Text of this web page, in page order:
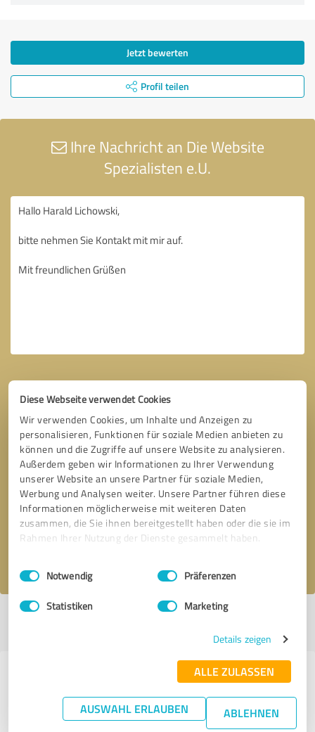
Diese Webseite verwendet Cookies
Wir verwenden Cookies, um Inhalte und Anzeigen zu
personalisieren, Funktionen für soziale Medien anbieten zu
können und die Zugriffe auf unsere Website zu analysieren.
Außerdem geben wir Informationen zu Ihrer Verwendung
unserer Website an unsere Partner für soziale Medien,
Werbung und Analysen weiter. Unsere Partner führen diese
Informationen möglicherweise mit weiteren Daten
zusammen, die Sie ihnen bereitgestellt haben oder die sie im
Rahmen Ihrer Nutzung der Dienste gesammelt haben.
Impressum Datenschutzbestimmungen
Einwilligungsauswahl
Notwendig Präferenzen
Statistiken Marketing
Details zeigen
ALLE ZULASSEN
AUSWAHL ERLAUBEN ABLEHNEN
Jetzt bewerten
Profil teilen
Ihre Nachricht an Die Website
Spezialisten e.U.
Bitte um Rückruf * Erforderliche Angaben
Nachricht senden
Erfahrungen zu weiteren
Anbietern aus dem Bereich IT-
Dienstleistungen